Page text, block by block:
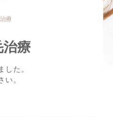
流れ
ニュー
セス
療
治療
した。
い。